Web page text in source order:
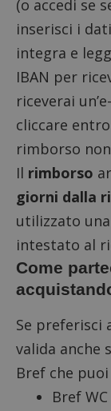
(o accedi se
inserisci i
integra e
IBAN per
riceverai
cliccare
rimborso
Il rimborso
giorni dalla
utilizzato
intestato al
Come
Se preferisci
valida anche
Bref che
Bref